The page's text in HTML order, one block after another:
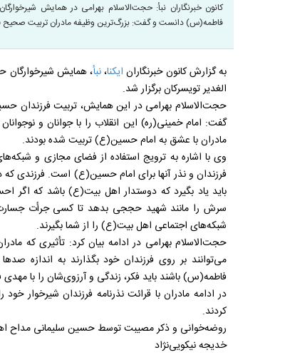
کانون خبرنگاران نبأ: حجت‌الاسلام بهرامی در همایش
فاطمه(س) دانست و گفت: بزرگ‌ترین وظیفه مادران تربیت صحیح
به گزارش کانون خبرنگاران ایکنا،نبأ، همایش شیرخوارگان
الغدیر تویسرکان برگزار شد.
حجت‌الاسلام بهرامی در این همایش، تربیت فرزندان
مادران با عشق به امام حسین(ع) تربیت شده بودند.
وی با اشاره به ترویج استفاده از فضای مجازی و
فرزندان و نذر آنها برای امام حسین(ع) است. فرزندی
باید یاد بگیرد که دوستدار اهل بیت(ع) باشد که
سرش را مانند شهید حججی بدهد تا کسی جرأت
شبکه‌های اجتماعی اهل بیت(ع) را از شما بگیرند.
حجت‌الاسلام بهرامی در ادامه بیان کرد: تأثیری که
می‌توانند بر روی فرزندان خود بگذارند به اندازه
فاطمه(س) باشند باید فکر، زندگی و آرزوی‌شان را با
در ادامه مادران با قرائت نذرنامه فرزندان
کردند.
روضه‌خوانی و ذکر مصیبت توسط حسین سلیمانی مداح
خدیجه نیکویی‌نژاد